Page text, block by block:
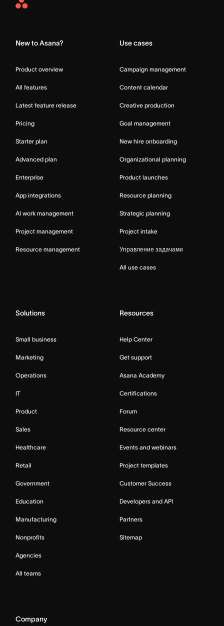
Asana
New to Asana?
Product overview
All features
Latest feature release
Pricing
Starter plan
Advanced plan
Enterprise
App integrations
AI work management
Project management
Resource management
Use cases
Campaign management
Content calendar
Creative production
Goal management
New hire onboarding
Organizational planning
Product launches
Resource planning
Strategic planning
Project intake
Управление задачами
All use cases
Solutions
Small business
Marketing
Operations
IT
Product
Sales
Healthcare
Retail
Government
Education
Manufacturing
Nonprofits
Agencies
All teams
Resources
Help Center
Get support
Asana Academy
Certifications
Forum
Resource center
Events and webinars
Project templates
Customer Success
Developers and API
Partners
Sitemap
Company